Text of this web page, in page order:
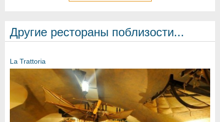
Другие рестораны поблизости...
La Trattoria